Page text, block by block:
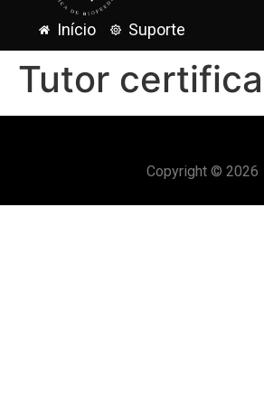
Início Suporte
Tutor
Copyright © 2026